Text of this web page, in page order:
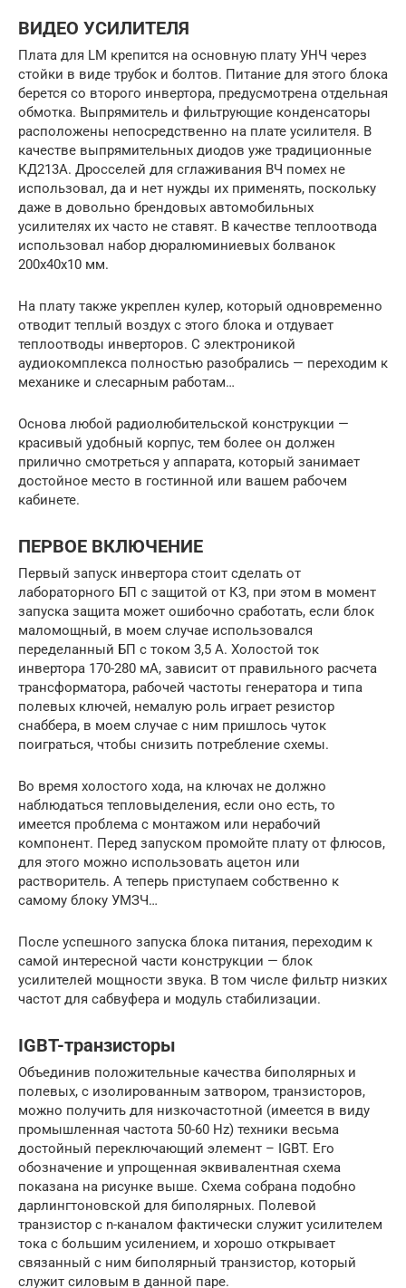
ВИДЕО УСИЛИТЕЛЯ
Плата для LM крепится на основную плату УНЧ через
стойки в виде трубок и болтов. Питание для этого блока
берется со второго инвертора, предусмотрена отдельная
обмотка. Выпрямитель и фильтрующие конденсаторы
расположены непосредственно на плате усилителя. В
качестве выпрямительных диодов уже традиционные
КД213А. Дросселей для сглаживания ВЧ помех не
использовал, да и нет нужды их применять, поскольку
даже в довольно брендовых автомобильных
усилителях их часто не ставят. В качестве теплоотвода
использовал набор дюралюминиевых болванок
200х40х10 мм.
На плату также укреплен кулер, который одновременно
отводит теплый воздух с этого блока и отдувает
теплоотводы инверторов. С электроникой
аудиокомплекса полностью разобрались — переходим к
механике и слесарным работам…
Основа любой радиолюбительской конструкции —
красивый удобный корпус, тем более он должен
прилично смотреться у аппарата, который занимает
достойное место в гостинной или вашем рабочем
кабинете.
ПЕРВОЕ ВКЛЮЧЕНИЕ
Первый запуск инвертора стоит сделать от
лабораторного БП с защитой от КЗ, при этом в момент
запуска защита может ошибочно сработать, если блок
маломощный, в моем случае использовался
переделанный БП с током 3,5 А. Холостой ток
инвертора 170-280 мА, зависит от правильного расчета
трансформатора, рабочей частоты генератора и типа
полевых ключей, немалую роль играет резистор
снаббера, в моем случае с ним пришлось чуток
поиграться, чтобы снизить потребление схемы.
Во время холостого хода, на ключах не должно
наблюдаться тепловыделения, если оно есть, то
имеется проблема с монтажом или нерабочий
компонент. Перед запуском промойте плату от флюсов,
для этого можно использовать ацетон или
растворитель. А теперь приступаем собственно к
самому блоку УМЗЧ…
После успешного запуска блока питания, переходим к
самой интересной части конструкции — блок
усилителей мощности звука. В том числе фильтр низких
частот для сабвуфера и модуль стабилизации.
IGBT-транзисторы
Объединив положительные качества биполярных и
полевых, с изолированным затвором, транзисторов,
можно получить для низкочастотной (имеется в виду
промышленная частота 50-60 Hz) техники весьма
достойный переключающий элемент – IGBT. Его
обозначение и упрощенная эквивалентная схема
показана на рисунке выше. Схема собрана подобно
дарлингтоновской для биполярных. Полевой
транзистор с n-каналом фактически служит усилителем
тока с большим усилением, и хорошо открывает
связанный с ним биполярный транзистор, который
служит силовым в данной паре.